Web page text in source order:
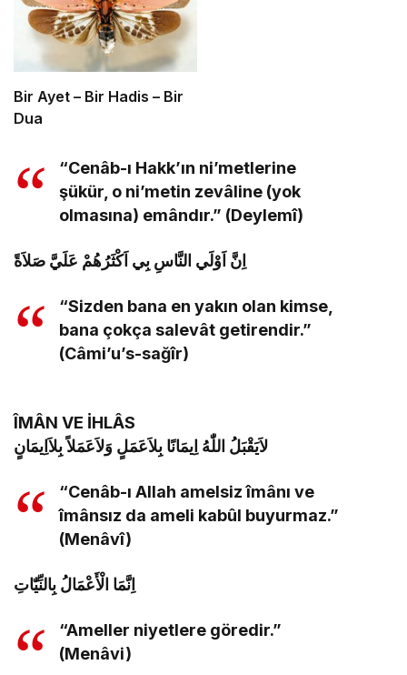
Bir Ayet – Bir Hadis – Bir
Dua
“Cenâb-ı Hakk’ın ni’metlerine
şükür, o ni’metin zevâline (yok
olmasına) emândır.” (Deylemî)
اِنَّ اَوْلَي النَّاسِ بِي اَكْثَرُهُمْ عَلَيَّ صَلاَةً
“Sizden bana en yakın olan kimse,
bana çokça salevât getirendir.”
(Câmi’u’s-sağîr)
ÎMÂN VE İHLÂS
لاَيَقْبَلُ اللّٰهُ اِيمَانًا بِلاَعَمَلٍ وَلاَعَمَلاً بِلاَاِيمَانٍ
“Cenâb-ı Allah amelsiz îmânı ve
îmânsız da ameli kabûl buyurmaz.”
(Menâvî)
اِنَّمَا الْأَعْمَالُ بِالنِّيّٰاتِ
“Ameller niyetlere göredir.”
(Menâvi)